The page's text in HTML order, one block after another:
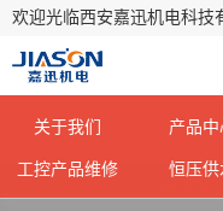
欢迎光临西安嘉迅机电科技
关于我们 产品中
工控产品维修 恒压供